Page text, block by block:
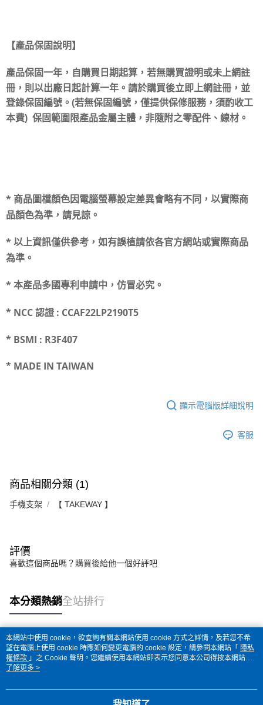
【產品保固說明】
產品保固一年，自購買日期起算，若無購買證明或未上網註
冊，則以出廠日起計算一年。請於購買後立即上網註冊，並
登錄保固編號。(若無保固編號，僅提供保修服務，須酌收工
本費) 保固範圍限產品金屬主體，非隨附之零配件、線材。
* 商品圖檔顏色因電腦螢幕設定差異會略有不同，以實際商
品顏色為準，請見諒。
* 以上資訊僅供參考，如有誤植請依各官方網站或實際商品
為準。
* 本產品多國專利申請中，仿冒必究。
* NCC 認證 : CCAF22LP2190T5
* BSMI : R3F407
* MADE IN TAIWAN
顯示電腦版詳細說明
客服
商品相關分類 (1)
手機支架 【 TAKEWAY 】
評價
喜歡這個商品嗎？購買後給他一個好評吧
本分類熱銷全站排行
熱門標籤
本網站中使用 cookie，欲查詢有關本網站使用 cookie 方式之詳情，及若您不希
望在電腦上使用 cookie 時應如何變更電腦的 cookie 設定，請參閱本網站「 隱私
權條款 」之 Cookie 聲明。您繼續使用本網站即表示您同意本公司得按本網站使
用條款之 Cookie 聲明使用 cookie。
了解更多 >